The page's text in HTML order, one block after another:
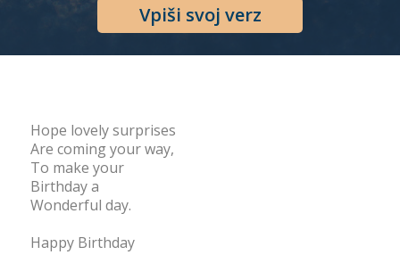
Vpiši svoj verz
Hope lovely surprises
Are coming your way,
To make your
Birthday a
Wonderful day.
Happy Birthday